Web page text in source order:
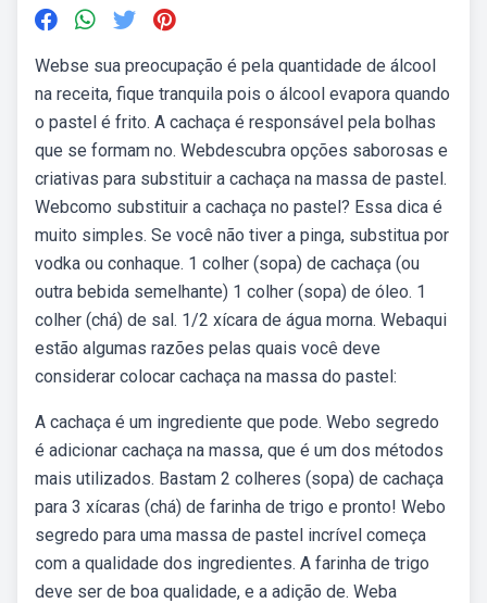
Webse sua preocupação é pela quantidade de álcool
na receita, fique tranquila pois o álcool evapora quando
o pastel é frito. A cachaça é responsável pela bolhas
que se formam no. Webdescubra opções saborosas e
criativas para substituir a cachaça na massa de pastel.
Webcomo substituir a cachaça no pastel? Essa dica é
muito simples. Se você não tiver a pinga, substitua por
vodka ou conhaque. 1 colher (sopa) de cachaça (ou
outra bebida semelhante) 1 colher (sopa) de óleo. 1
colher (chá) de sal. 1/2 xícara de água morna. Webaqui
estão algumas razões pelas quais você deve
considerar colocar cachaça na massa do pastel:
A cachaça é um ingrediente que pode. Webo segredo
é adicionar cachaça na massa, que é um dos métodos
mais utilizados. Bastam 2 colheres (sopa) de cachaça
para 3 xícaras (chá) de farinha de trigo e pronto! Webo
segredo para uma massa de pastel incrível começa
com a qualidade dos ingredientes. A farinha de trigo
deve ser de boa qualidade, e a adição de. Weba